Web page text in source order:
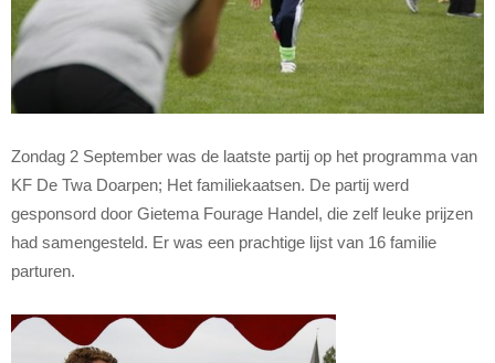
Zondag 2 September was de laatste partij op het programma van
KF De Twa Doarpen; Het familiekaatsen. De partij werd
gesponsord door Gietema Fourage Handel, die zelf leuke prijzen
had samengesteld. Er was een prachtige lijst van 16 familie
parturen.